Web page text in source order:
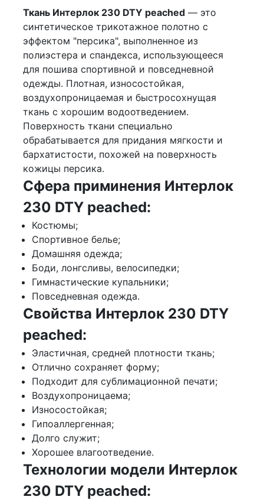
Ткань Интерлок 230 DTY peached — это
синтетическое трикотажное полотно с
эффектом "персика", выполненное из
полиэстера и спандекса, использующееся
для пошива спортивной и повседневной
одежды. Плотная, износостойкая,
воздухопроницаемая и быстросохнущая
ткань с хорошим водоотведением.
Поверхность ткани специально
обрабатывается для придания мягкости и
бархатистости, похожей на поверхность
кожицы персика.
Сфера приминения Интерлок
230 DTY peached:
Костюмы;
Спортивное белье;
Домашняя одежда;
Боди, лонгсливы, велосипедки;
Гимнастические купальники;
Повседневная одежда.
Свойства Интерлок 230 DTY
peached:
Эластичная, средней плотности ткань;
Отлично сохраняет форму;
Подходит для сублимационной печати;
Воздухопроницаема;
Износостойкая;
Гипоаллергенная;
Долго служит;
Хорошее влагоотведение.
Технологии модели Интерлок
230 DTY peached: